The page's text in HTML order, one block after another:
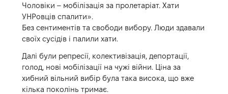
Чоловіки – мобілізація за пролетаріат. Хати
УНРовців спалити».
Без сентиментів та свободи вибору. Люди здавали
своїх сусідів і палили хати.
Далі були репресії, колективізація, депортації,
голод, нові мобілізації на чужі війни. Ціна за
хибний вільний вибір була така висока, що вже
кілька поколінь тримає.